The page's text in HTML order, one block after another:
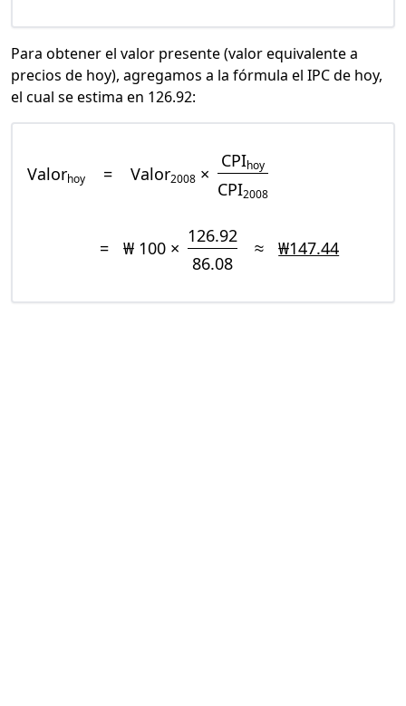
Para obtener el valor presente (valor equivalente a
precios de hoy), agregamos a la fórmula el IPC de hoy,
el cual se estima en 126.92:
Valorhoy = Valor2008 ×
CPIhoy
CPI2008
= ₩ 100 ×
126.92
86.08
≈ ₩147.44